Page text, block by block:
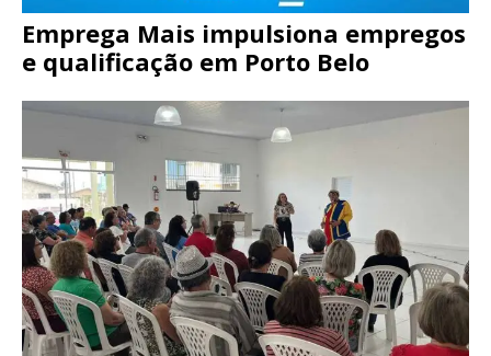
Emprega Mais impulsiona empregos
e qualificação em Porto Belo